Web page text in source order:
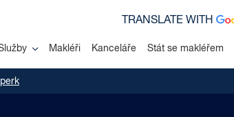
Makléři Kanceláře Stát se makléřem
TRANSLATE WITH